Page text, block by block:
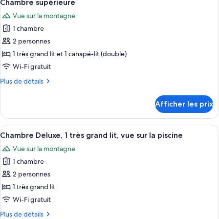
grand
lit
grand
lit
toutes
les
photos
pour
ce
type
chambre :
Chambre supérieure
Vue sur la montagne
1 chambre
2 personnes
1 très grand lit et 1 canapé-lit (double)
Wi-Fi gratuit
Plus de détails
Plus
Chambre
supérieure
Afficher les prix
Afficher
toutes
les
photos
pour
ce
type
Un lit bien fait, recouvert d’une
3
Chambre Deluxe, 1 très grand lit, vue sur la piscine
Vue sur la montagne
1 chambre
2 personnes
1 très grand lit
Wi-Fi gratuit
Plus de détails
Plus